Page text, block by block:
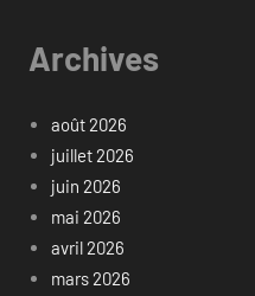
Archives
août 2026
juillet 2026
juin 2026
mai 2026
avril 2026
mars 2026